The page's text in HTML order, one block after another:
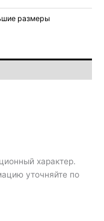
размеры
характер.
уточняйте по